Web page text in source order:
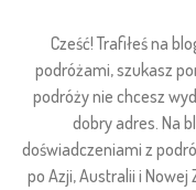
Cześć! Trafiłeś na
podróżami, szukasz
podróży nie chcesz
dobry adres. Na
doświadczeniami z
po Azji, Australii i Nowej